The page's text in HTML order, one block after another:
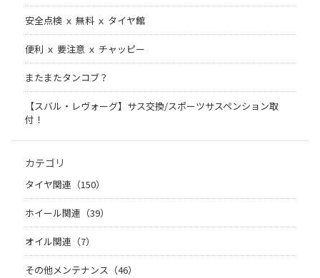
安全点検 ｘ 無料 ｘ タイヤ館
便利 ｘ 要注意 ｘ チャッピー
またまたタンコブ？
【スバル・レヴォーグ】サス交換/スポーツサスペンション取
付！
カテゴリ
タイヤ関連（150）
ホイール関連（39）
オイル関連（7）
その他メンテナンス（46）